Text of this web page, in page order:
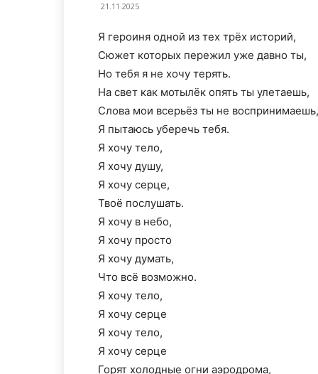
21.11.2025
Я героиня одной из тех трёх историй,
Сюжет которых пережил уже давно ты,
Но тебя я не хочу терять.
На свет как мотылёк опять ты улетаешь,
Слова мои всерьёз ты не воспринимаешь,
Я пытаюсь уберечь тебя.
Я хочу тело,
Я хочу душу,
Я хочу серце,
Твоё послушать.
Я хочу в небо,
Я хочу просто
Я хочу думать,
Что всё возможно.
Я хочу тело,
Я хочу серце
Я хочу тело,
Я хочу серце
Горят холодные огни аэродрома,